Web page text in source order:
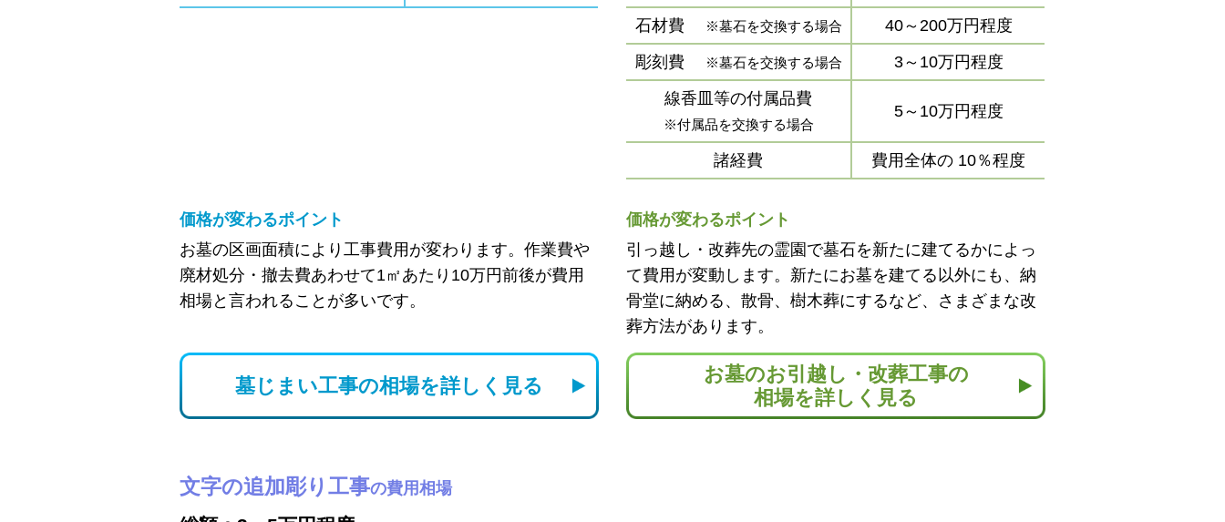
価格が変わるポイント
お墓の区画面積により工事費用が変わります。作業費や
廃材処分・撤去費あわせて1㎡あたり10万円前後が費用
相場と言われることが多いです。
墓じまい工事の相場を詳しく見る
石材費
※墓石を交換する場合
40～200万円程度
彫刻費
※墓石を交換する場合
3～10万円程度
線香皿等の付属品費
※付属品を交換する場合
5～10万円程度
諸経費 費用全体の 10％程度
価格が変わるポイント
引っ越し・改葬先の霊園で墓石を新たに建てるかによっ
て費用が変動します。新たにお墓を建てる以外にも、納
骨堂に納める、散骨、樹木葬にするなど、さまざまな改
葬方法があります。
お墓のお引越し・改葬工事の
相場を詳しく見る
文字の追加彫り工事の費用相場